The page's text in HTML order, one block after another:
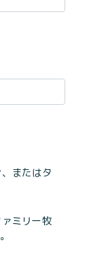
またはタ
ミリー牧